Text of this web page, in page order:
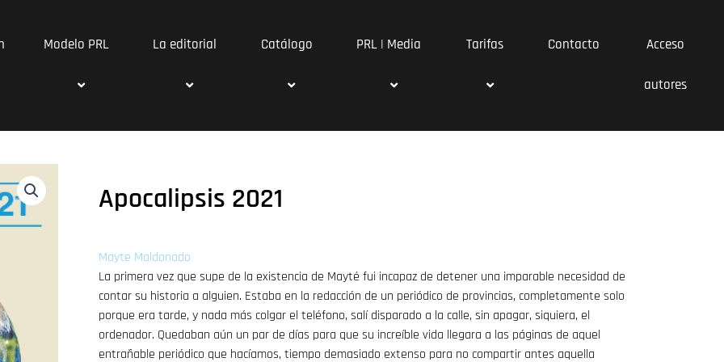
Modelo PRL La editorial Catálogo PRL | Media Tarifas Contacto Acceso
autores
Apocalipsis 2021
Mayte Maldonado
La primera vez que supe de la existencia de Mayté fui incapaz de detener una imparable necesidad de
contar su historia a alguien. Estaba en la redacción de un periódico de provincias, completamente solo
porque era tarde, y nada más colgar el teléfono, salí disparado a la calle, sin apagar, siquiera, el
ordenador. Quedaban aún un par de días para que su increíble vida llegara a las páginas de aquel
entrañable periódico que hacíamos, tiempo demasiado extenso para no compartir antes aquella